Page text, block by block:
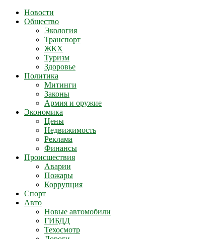
Новости
Общество
Экология
Транспорт
ЖКХ
Туризм
Здоровье
Политика
Митинги
Законы
Армия и оружие
Экономика
Цены
Недвижимость
Реклама
Финансы
Происшествия
Аварии
Пожары
Коррупция
Спорт
Авто
Новые автомобили
ГИБДД
Техосмотр